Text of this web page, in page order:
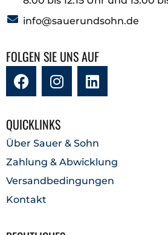
info@sauerundsohn.de
FOLGEN SIE UNS AUF
QUICKLINKS
Über Sauer & Sohn
Zahlung & Abwicklung
Versandbedingungen
Kontakt